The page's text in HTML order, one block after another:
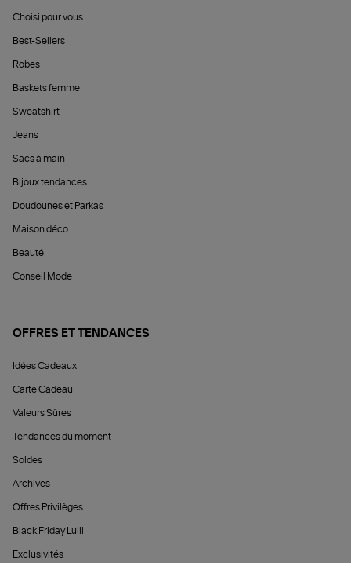
Choisi pour vous
Best-Sellers
Robes
Baskets femme
Sweatshirt
Jeans
Sacs à main
Bijoux tendances
Doudounes et Parkas
Maison déco
Beauté
Conseil Mode
OFFRES ET TENDANCES
Idées Cadeaux
Carte Cadeau
Valeurs Sûres
Tendances du moment
Soldes
Archives
Offres Privilèges
Black Friday Lulli
Exclusivités